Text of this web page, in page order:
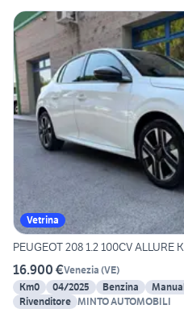
Vetrina
PEUGEOT 208 1.2 100CV ALLURE
16.900 €Venezia (VE)
Km0
04/2025 Benzina
Rivenditore MINTO AUTOMOBILI